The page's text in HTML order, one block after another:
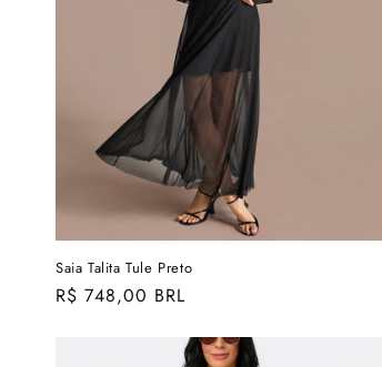
Saia Talita Tule Preto
Preço
R$ 748,00 BRL